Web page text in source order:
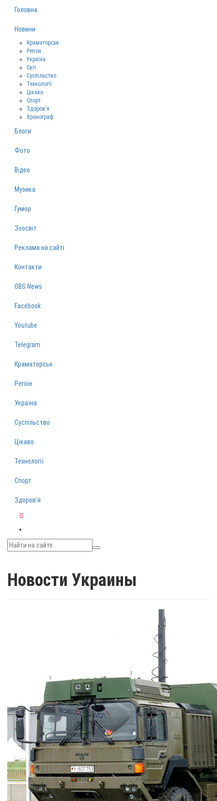
Головна
Новини
Краматорськ
Регіон
Україна
Світ
Суспільство
Технології
Цікаво
Спорт
Здоров‘я
Хронограф
Блоги
Фото
Відео
Музика
Гумор
Зоосвіт
Реклама на сайті
Контакти
OBS News
Facebook
Youtube
Telegram
Краматорськ
Регіон
Україна
Суспільство
Цікаво
Технології
Спорт
Здоров‘я
Новости Украины